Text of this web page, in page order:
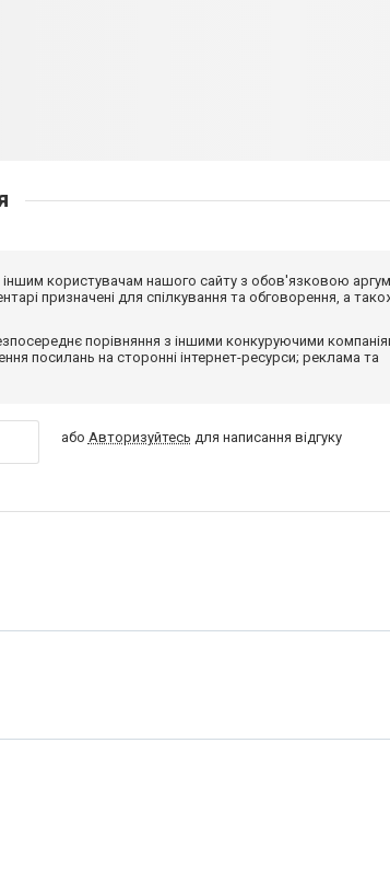
користувачам нашого сайту з обов'язковою
призначені для спілкування та обговорення, а
порівняння з іншими конкуруючими
посилань на сторонні інтернет-ресурси; реклама та
або Авторизуйтесь для написання відгуку